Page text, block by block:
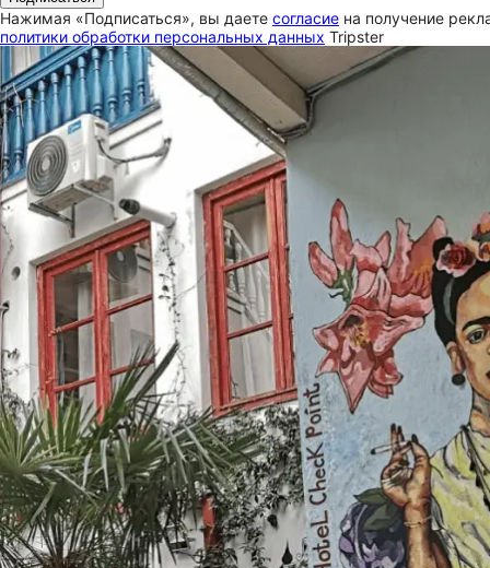
Нажимая «Подписаться», вы даете согласие на получение
политики обработки персональных данных Tripster